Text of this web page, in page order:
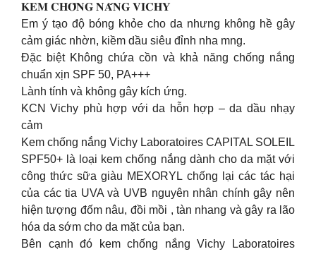
𝐊𝐄𝐌 𝐂𝐇𝐎̂́𝐍𝐆 𝐍𝐀̆́𝐍𝐆 𝐕𝐈𝐂𝐇𝐘
Em ý tạo độ bóng khỏe cho da nhưng không hề gây
cảm giác nhờn, kiềm dầu siêu đỉnh nha mng.
Đặc biệt Không chứa cồn và khả năng chống nắng
chuẩn xịn SPF 50, PA+++
Lành tính và không gây kích ứng.
KCN Vichy phù hợp với da hỗn hợp – da dầu nhạy
cảm
Kem chống nắng Vichy Laboratoires CAPITAL SOLEIL
SPF50+ là loại kem chống nắng dành cho da mặt với
công thức sữa giàu MEXORYL chống lại các tác hại
của các tia UVA và UVB nguyên nhân chính gây nên
hiện tượng đốm nâu, đồi mồi , tàn nhang và gây ra lão
hóa da sớm cho da mặt của bạn.
Bên cạnh đó kem chống nắng Vichy Laboratoires